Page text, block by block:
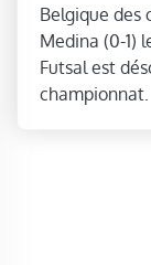
Belgique des
Medina (0-1)
Futsal est
championnat.
NAVIGATION